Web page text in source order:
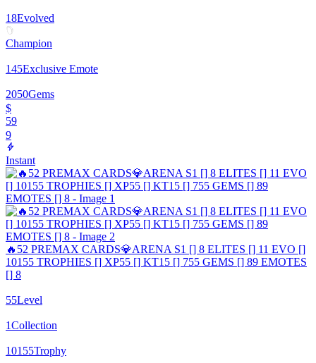
18Evolved
Champion
145Exclusive Emote
2050Gems
$
59
9
Instant
🔥52 PREMAX CARDS💎ARENA S1 [] 8 ELITES [] 11 EVO []
10155 TROPHIES [] XP55 [] KT15 [] 755 GEMS [] 89 EMOTES
[] 8
55Level
1Collection
10155Trophy